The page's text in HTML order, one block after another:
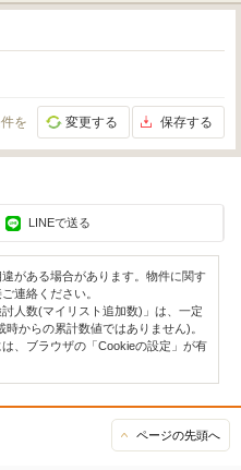
配置。調理に集中しつつも会話が弾
とりをもたらしてくれそうです。
を 変更する 保存する
LINEで送る
がある場合があります。物件に関す
連絡ください。
人数(マイリスト追加数)」は、一定
からの累計数値ではありません)。
、ブラウザの「Cookieの設定」が有
ページの先頭へ